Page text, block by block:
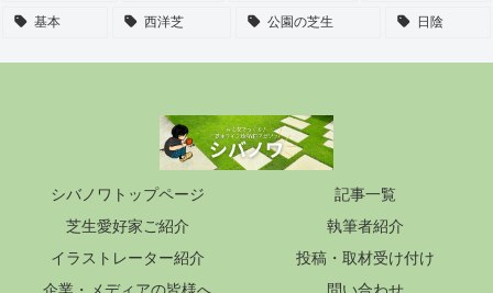
基本 西洋芝 公園の芝生 日陰
シバノワトップページ
記事一覧
芝生愛好家ご紹介
執筆者紹介
イラストレーター紹介
投稿・取材受け付け
企業・メディアの皆様へ
問い合わせ